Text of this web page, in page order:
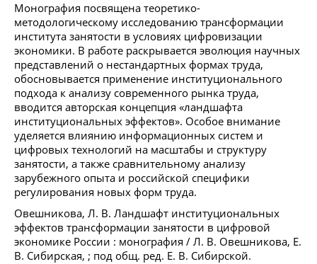
Монография посвящена теоретико-
методологическому исследованию трансформации
института занятости в условиях цифровизации
экономики. В работе раскрывается эволюция научных
представлений о нестандартных формах труда,
обосновывается применение институционального
подхода к анализу современного рынка труда,
вводится авторская концепция «ландшафта
институциональных эффектов». Особое внимание
уделяется влиянию информационных систем и
цифровых технологий на масштабы и структуру
занятости, а также сравнительному анализу
зарубежного опыта и российской специфики
регулирования новых форм труда.
Овешникова, Л. В. Ландшафт институциональных
эффектов трансформации занятости в цифровой
экономике России : монография / Л. В. Овешникова, Е.
В. Сибирская, ; под общ. ред. Е. В. Сибирской.